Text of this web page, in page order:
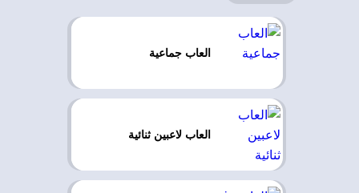
العاب جماعية
العاب لاعبين ثنائية